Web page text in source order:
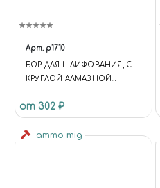
Арт. p1710
БОР ДЛЯ ШЛИФОВАНИЯ, С
КРУГЛОЙ АЛМАЗНОЙ
от 302 ₽
ammo mig